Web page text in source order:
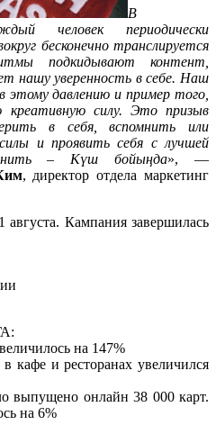
В
человек периодически
бесконечно транслируется
подкидывают контент,
нашу уверенность в себе. Наш
этому давлению и пример того,
силу. Это призыв
в себя, вспомнить или
и проявить себя с лучшей
– Күш бойыңда», —
, директор отдела маркетинг
августа. Кампания завершилась
на 147%
и ресторанах увеличился
выпущено онлайн 38 000 карт.
на 6%